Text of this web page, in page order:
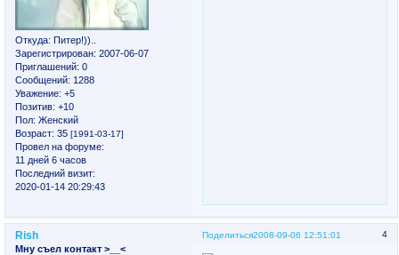
Откуда: Питер!))..
Зарегистрирован: 2007-06-07
Приглашений: 0
Сообщений: 1288
Уважение: +5
Позитив: +10
Пол: Женский
Возраст: 35 [1991-03-17]
Провел на форуме:
11 дней 6 часов
Последний визит:
2020-01-14 20:29:43
Поделиться 4
2008-09-06 12:51:01
Rish
Мну съел контакт >__<